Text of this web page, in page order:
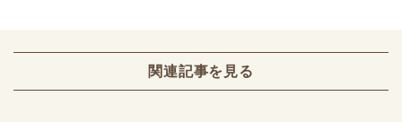
関連記事を見る